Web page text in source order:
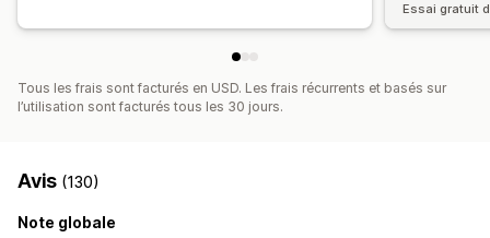
Essai gratuit
Tous les frais sont facturés en USD. Les frais récurrents et basés sur
l’utilisation sont facturés tous les 30 jours.
Avis (130)
Note globale